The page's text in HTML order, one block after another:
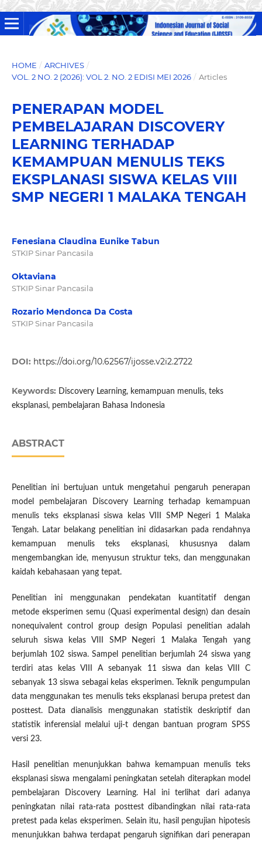
HOME / ARCHIVES /
VOL. 2 NO. 2 (2026): VOL 2. NO. 2 EDISI MEI 2026 / Articles
PENERAPAN MODEL
PEMBELAJARAN DISCOVERY
LEARNING TERHADAP
KEMAMPUAN MENULIS TEKS
EKSPLANASI SISWA KELAS VIII
SMP NEGERI 1 MALAKA TENGAH
Fenesiana Claudina Eunike Tabun
STKIP Sinar Pancasila
Oktaviana
STKIP Sinar Pancasila
Rozario Mendonca Da Costa
STKIP Sinar Pancasila
DOI: https://doi.org/10.62567/ijosse.v2i2.2722
Keywords: Discovery Learning, kemampuan menulis, teks
eksplanasi, pembelajaran Bahasa Indonesia
ABSTRACT
Penelitian ini bertujuan untuk mengetahui pengaruh penerapan
model pembelajaran Discovery Learning terhadap kemampuan
menulis teks eksplanasi siswa kelas VIII SMP Negeri 1 Malaka
Tengah. Latar belakang penelitian ini didasarkan pada rendahnya
kemampuan menulis teks eksplanasi, khususnya dalam
mengembangkan ide, menyusun struktur teks, dan menggunakan
kaidah kebahasaan yang tepat.
Penelitian ini menggunakan pendekatan kuantitatif dengan
metode eksperimen semu (Quasi experimental design) dan desain
nonequivalent control group design Populasi penelitian adalah
seluruh siswa kelas VIII SMP Negeri 1 Malaka Tengah yang
berjumlah 102 siswa. Sampel penelitian berjumlah 24 siswa yang
terdiri atas kelas VIII A sebanyak 11 siswa dan kelas VIII C
sebanyak 13 siswa sebagai kelas eksperimen. Teknik pengumpulan
data menggunakan tes menulis teks eksplanasi berupa pretest dan
posttest. Data dianalisis menggunakan statistik deskriptif dan
statistik inferensial melalui uji-t dengan bantuan program SPSS
versi 23.
Hasil penelitian menunjukkan bahwa kemampuan menulis teks
eksplanasi siswa mengalami peningkatan setelah diterapkan model
pembelajaran Discovery Learning. Hal ini terlihat dari adanya
peningkatan nilai rata-rata posttest dibandingkan nilai rata-rata
pretest pada kelas eksperimen. Selain itu, hasil pengujian hipotesis
menunjukkan bahwa terdapat pengaruh signifikan dari penerapan